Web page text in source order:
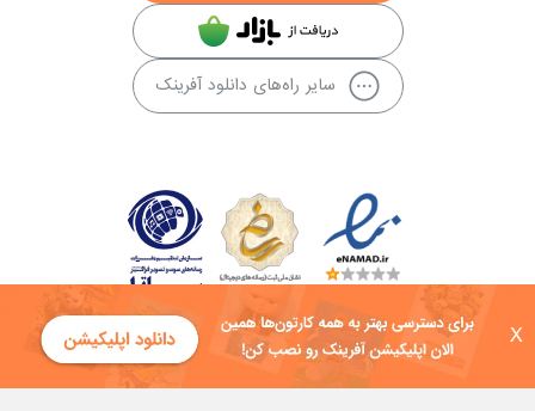
X
سایر راه‌های دانلود آفرینک
کلیه حقوق این سایت به شرکت توسعه فناوی هفت آسمان توکان تعلق دارد و